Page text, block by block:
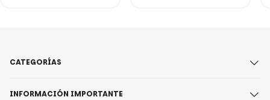
CATEGORÍAS
INFORMACIÓN IMPORTANTE